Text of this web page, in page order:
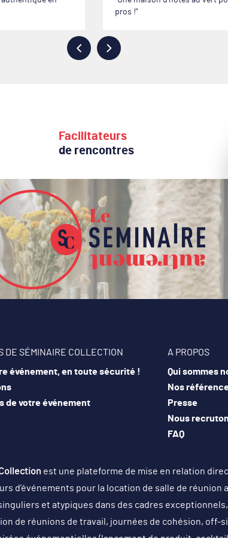
pros !
Facilitateurs
de rencontres
DE SÉMINAIRE COLLECTION
événement, en toute sécurité !
de votre événement
A PROPOS
Qui sommes
Nos
Presse
Nous
FAQ
est une plateforme de mise en relation
d’événements pour la location de salle de
et atypiques dans des cadres
de réunions de travail, journées de cohésion,